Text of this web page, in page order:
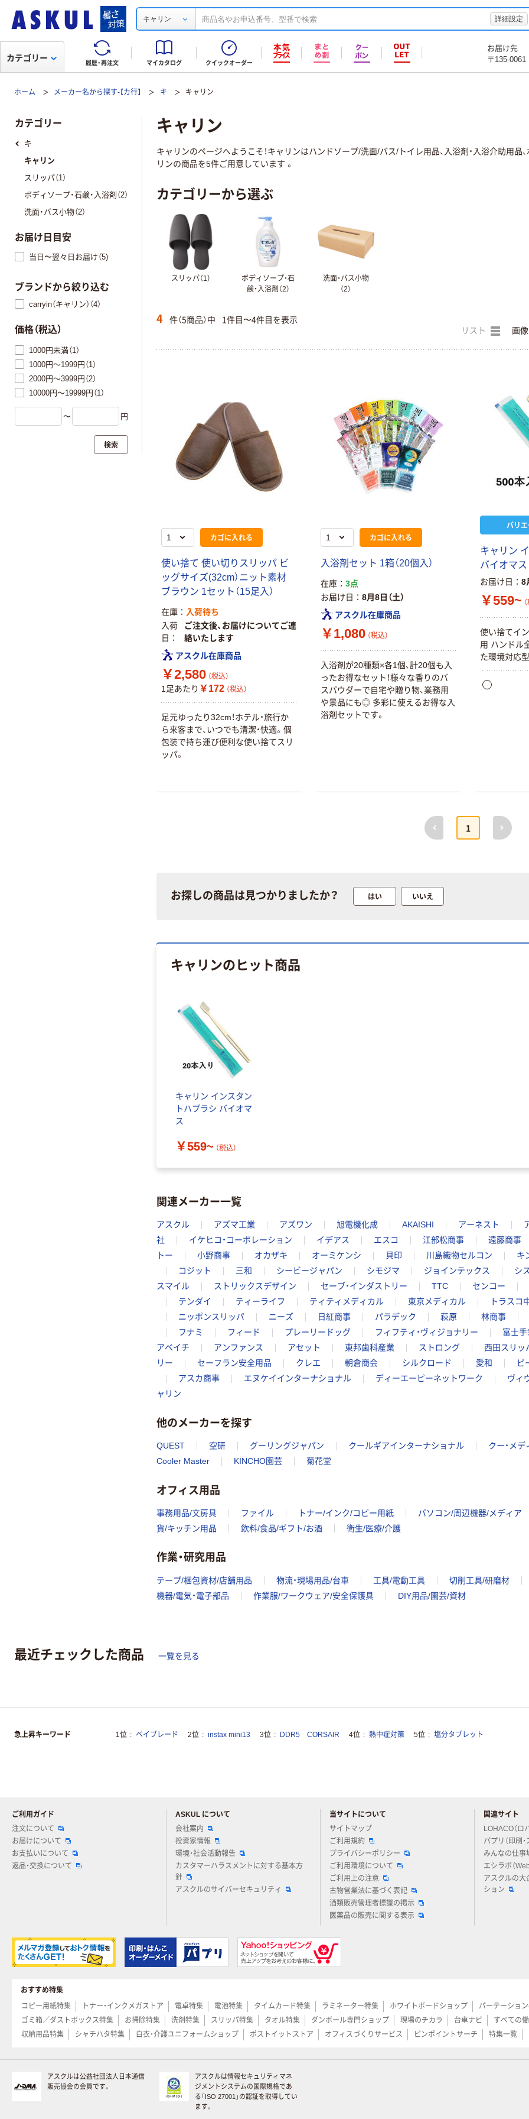
キャリン 詳細設定
履歴・再注文 マイカタログ クイックオーダー
お届け先
〒135-0061
カテゴリー
ホーム メーカー名から探す-【カ行】 キ キャリン
キャリン
キャリンのページへようこそ！キャリンはハンドソープ/洗面/バス/トイレ用品、入浴剤・入浴介助用品
リンの商品を5件ご用意しています 。
カテゴリーから選ぶ
スリッパ（1）
ボディソープ・石
鹸・入浴剤（2）
洗面・バス小物
（2）
4 件（5商品）中 1件目〜4件目を表示
リスト 画像
カゴに入れる
使い捨て 使い切りスリッパ ビ
ッグサイズ(32cm）ニット素材
ブラウン 1セット（15足入）
在庫
入荷待ち
入荷
日
ご注文後、お届けについてご連
絡いたします
アスクル在庫商品
￥2,580 （税込）
1足あたり ￥172 （税込）
足元ゆったり32cm！ホテル・旅行か
ら来客まで、いつでも清潔・快適。個
包装で持ち運び便利な使い捨てスリ
ッパ。
カゴに入れる
入浴剤セット 1箱（20個入）
在庫
3点
お届け日
8月8日（土）
アスクル在庫商品
￥1,080 （税込）
入浴剤が20種類×各1個、計20個も入
ったお得なセット！様々な香りのバ
スパウダーで自宅や贈り物、業務用
や景品にも◎ 多彩に使えるお得な入
浴剤セットです。
バリエ
キャリン
バイオマス
お届け日 8
￥559~
使い捨てイ
用 ハンドル
た環境対応
前へ
1
次へ
お探しの商品は見つかりましたか？ はい いいえ
キャリンのヒット商品
キャリン インスタン
トハブラシ バイオマ
ス
￥559~ （税込）
関連メーカー一覧
アスクル アズマ工業 アズワン 旭電機化成 AKAISHI アーネスト
社
イケヒコ・コーポレーション イデアス エスコ 江部松商事 遠藤商事
トー
小野商事 オカザキ オーミケンシ 貝印 川島織物セルコン キ
コジット
三和 シービージャパン シモジマ ジョインテックス シ
スマイル
ストリックスデザイン セーブ・インダストリー TTC センコー
テンダイ
ティーライフ ティティメディカル 東京メディカル トラスコ
ニッポンスリッパ
ニーズ 日紅商事 パラデック 萩原 林商事
フナミ
フィード プレーリードッグ フィフティ・ヴィジョナリー 富士
アベイチ
アンファンス アセット 東邦歯科産業 ストロング 西田スリッ
リー
セーフラン安全用品 クレエ 朝倉商会 シルクロード 愛和 ピ
アスカ商事
エヌケイインターナショナル ディーエーピーネットワーク ヴィ
ャリン
他のメーカーを探す
QUEST 空研 グーリングジャパン クールギアインターナショナル クー・メデ
Cooler Master
KINCHO園芸 菊花堂
オフィス用品
事務用品/文房具 ファイル トナー/インク/コピー用紙 パソコン/周辺機器/メディア
貨/キッチン用品
飲料/食品/ギフト/お酒 衛生/医療/介護
作業・研究用品
テープ/梱包資材/店舗用品 物流・現場用品/台車 工具/電動工具 切削工具/研磨材
機器/電気・電子部品
作業服/ワークウェア/安全保護具 DIY用品/園芸/資材
カテゴリー
キ
キャリン
スリッパ（1）
ボディソープ・石鹸・入浴剤（2）
洗面・バス小物（2）
お届け日目安
当日〜翌々日お届け（5)
ブランドから絞り込む
carryin（キャリン）（4）
価格（税込）
1000円未満（1）
1000円～1999円（1）
2000円～3999円（2）
10000円～19999円（1）
〜 円
検索
最近チェックした商品 一覧を見る
急上昇キーワード 1位 ベイブレード 2位 instax mini13 3位 DDR5 CORSAIR 4位 熱中症対策 5位 塩分タブレット
ご利用ガイド
注文について
お届けについて
お支払いについて
返品・交換について
ASKUL について
会社案内
投資家情報
環境・社会活動報告
カスタマーハラスメントに対する基本方
針
アスクルのサイバーセキュリティ
当サイトについて
サイトマップ
ご利用規約
プライバシーポリシー
ご利用環境について
ご利用上の注意
古物営業法に基づく表記
酒類販売管理者標識の掲示
医薬品の販売に関する表示
関連サイト
LOHACO（ロ
パプリ（印刷・
みんなの仕事
エシラボ（
アスクルの大
ション
おすすめ特集
コピー用紙特集
トナー・インクメガストア 電卓特集 電池特集 タイムカード特集 ラミネーター特集 ホワイトボードショップ パーテーショ
ゴミ箱／ダストボックス特集
お掃除特集 洗剤特集 スリッパ特集 タオル特集 ダンボール専門ショップ 現場のチカラ 台車ナビ すべての
収納用品特集
シャチハタ特集 白衣・介護ユニフォームショップ ポストイットストア オフィスづくりサービス ピンポイントサーチ 特集一覧
アスクルは公益社団法人日本通信
販売協会の会員です。
アスクルは情報セキュリティマネ
ジメントシステムの国際規格であ
る「ISO 27001」の認証を取得してい
ます。